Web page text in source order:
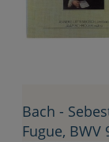
Bach -
Fugue, BWV